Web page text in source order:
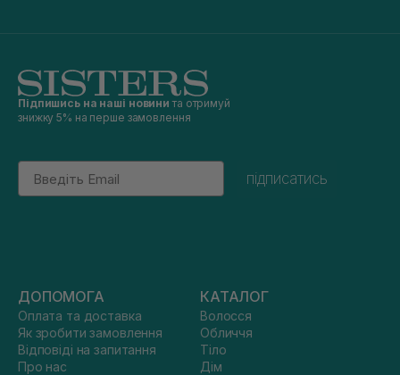
Підпишись на наші новини та отримуй
знижку 5% на перше замовлення
Email
підписатись
ДОПОМОГА
Оплата та доставка
Як зробити замовлення
Відповіді на запитання
Про нас
КАТАЛОГ
Волосся
Обличчя
Тіло
Дім